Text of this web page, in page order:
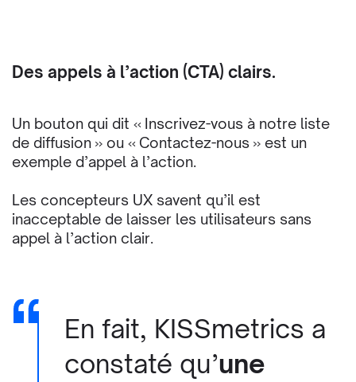
Des appels à l’action (CTA) clairs.
Un bouton qui dit « Inscrivez-vous à notre liste
de diffusion » ou « Contactez-nous » est un
exemple d’appel à l’action.
Les concepteurs UX savent qu’il est
inacceptable de laisser les utilisateurs sans
appel à l’action clair.
En fait, KISSmetrics a
constaté qu’une